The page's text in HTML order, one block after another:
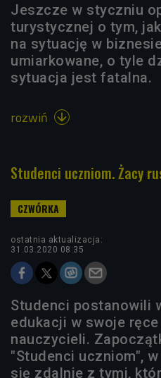
Jeszcze w styczniu
turystycznej o tym,
na sytuację w
umiarkowane, o tyle
sytuacja jest fatalna.
rozwiń 
Studenci uczniom. Żacy
ostatnia aktualizacja:
31.03.2020 08:35
Studenci postanowili
edukacji w swoje
nauczycieli.
"Studenci uczniom",
się zdalnie z tymi,